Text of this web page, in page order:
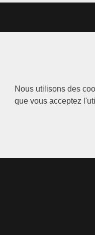
Nous utilisons des
que vous acceptez